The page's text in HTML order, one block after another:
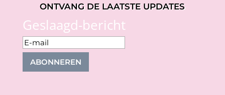
ONTVANG DE LAATSTE UPDATES
Geslaagd-bericht
ABONNEREN